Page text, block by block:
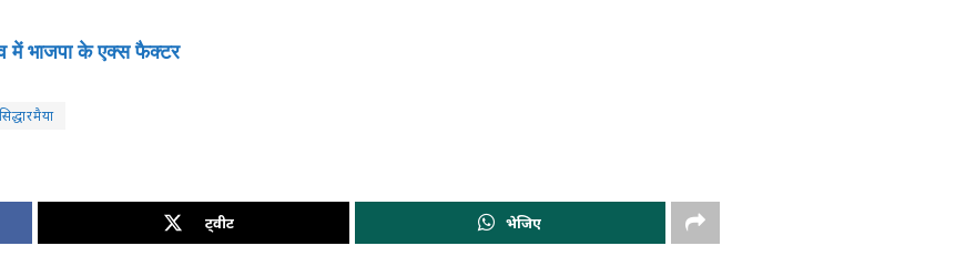
में भाजपा के एक्स फैक्टर
सिद्धारमैया
ट्वीट भेजिए